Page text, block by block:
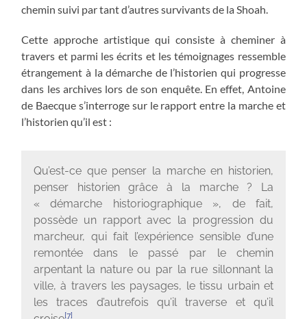
chemin suivi par tant d’autres survivants de la Shoah.
Cette approche artistique qui consiste à cheminer à
travers et parmi les écrits et les témoignages ressemble
étrangement à la démarche de l’historien qui progresse
dans les archives lors de son enquête. En effet, Antoine
de Baecque s’interroge sur le rapport entre la marche et
l’historien qu’il est :
Qu’est-ce que penser la marche en historien,
penser historien grâce à la marche ? La
« démarche historiographique », de fait,
possède un rapport avec la progression du
marcheur, qui fait l’expérience sensible d’une
remontée dans le passé par le chemin
arpentant la nature ou par la rue sillonnant la
ville, à travers les paysages, le tissu urbain et
les traces d’autrefois qu’il traverse et qu’il
[7]